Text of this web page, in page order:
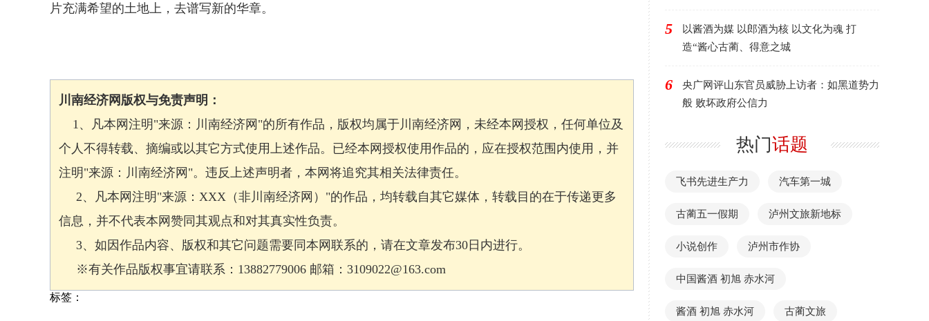
片充满希望的土地上，去谱写新的华章。
川南经济网版权与免责声明：
1、凡本网注明"来源：川南经济网"的所有作品，版权均属于川南经济网，未经本网授权，任何单位及
个人不得转载、摘编或以其它方式使用上述作品。已经本网授权使用作品的，应在授权范围内使用，并
注明"来源：川南经济网"。违反上述声明者，本网将追究其相关法律责任。
2、凡本网注明"来源：XXX（非川南经济网）"的作品，均转载自其它媒体，转载目的在于传递更多
信息，并不代表本网赞同其观点和对其真实性负责。
3、如因作品内容、版权和其它问题需要同本网联系的，请在文章发布30日内进行。
※有关作品版权事宜请联系：13882779006 邮箱：3109022@163.com
标签：
5
以酱酒为媒 以郎酒为核 以文化为魂 打
造“酱心古蔺、得意之城
6
央广网评山东官员威胁上访者：如黑道势力
般 败坏政府公信力
热门话题
飞书先进生产力 汽车第一城
古蔺五一假期 泸州文旅新地标
小说创作 泸州市作协
中国酱酒 初旭 赤水河
酱酒 初旭 赤水河 古蔺文旅